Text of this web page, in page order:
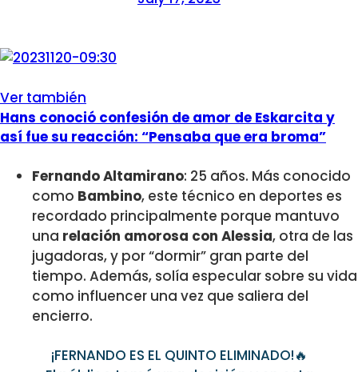
Ver también
Hans conoció confesión de amor de Eskarcita y
así fue su reacción: “Pensaba que era broma”
Fernando Altamirano: 25 años. Más conocido
como Bambino, este técnico en deportes es
recordado principalmente porque mantuvo
una relación amorosa con Alessia, otra de las
jugadoras, y por “dormir” gran parte del
tiempo. Además, solía especular sobre su vida
como influencer una vez que saliera del
encierro.
¡FERNANDO ES EL QUINTO ELIMINADO!🔥